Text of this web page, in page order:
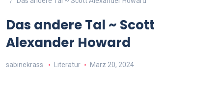
Das andere Tal ~ Scott
Alexander Howard
sabinekrass Literatur März 20, 2024